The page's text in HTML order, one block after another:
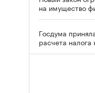
на имущество
Госдума
расчета